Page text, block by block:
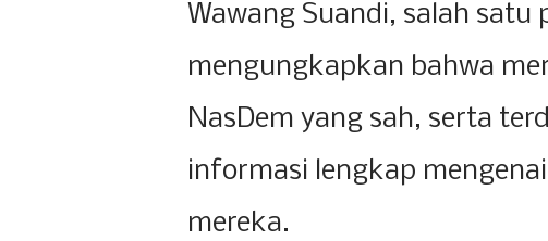
Wawang Suandi, salah satu
mengungkapkan bahwa
NasDem yang sah, serta
informasi lengkap
mereka.